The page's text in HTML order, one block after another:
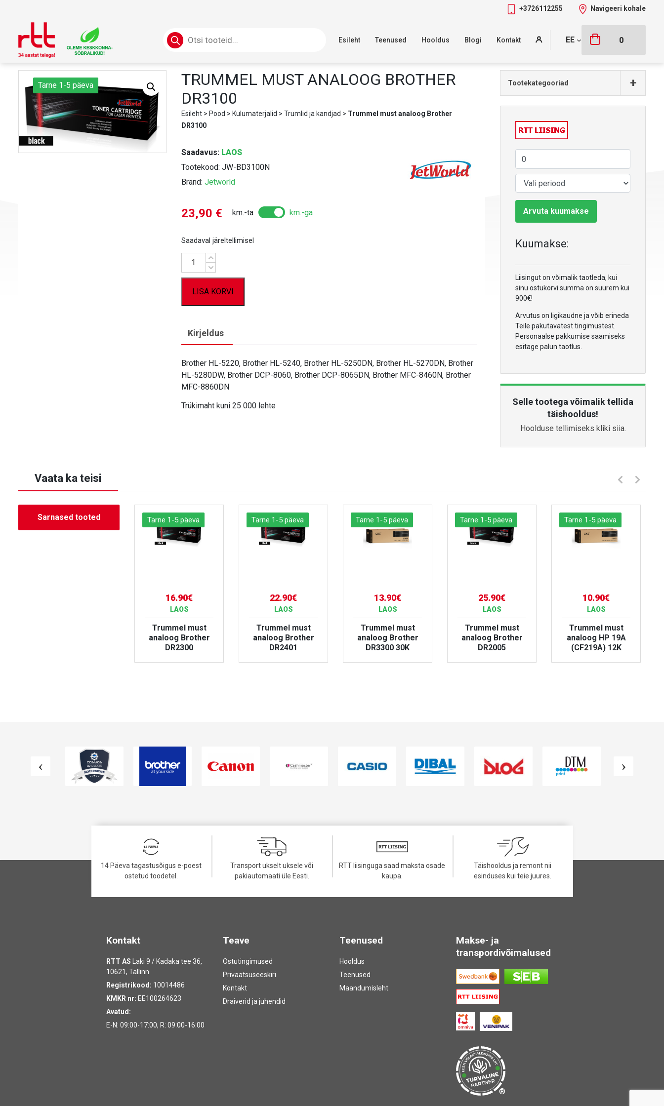
+3726112255 Navigeeri kohale
Products
search
Esileht Teenused Hooldus Blogi Kontakt EE 0
Tarne 1-5 päeva
TRUMMEL MUST ANALOOG BROTHER
DR3100
Esileht> Pood > Kulumaterjalid > Trumlid ja kandjad > Trummel must analoog Brother
DR3100
Saadavus: LAOS
Tootekood: JW-BD3100N
Bränd: Jetworld
23,90 € km.-ta km.-ga
Saadaval järeltellimisel
Kogus
LISA KORVI
Kirjeldus
Brother HL-5220, Brother HL-5240, Brother HL-5250DN, Brother HL-5270DN, Brother
HL-5280DW, Brother DCP-8060, Brother DCP-8065DN, Brother MFC-8460N, Brother
MFC-8860DN
Trükimaht kuni 25 000 lehte
Tootekategooriad +
Arvuta kuumakse
Kuumakse:
Liisingut on võimalik taotleda, kui
sinu ostukorvi summa on suurem kui
900€!
Arvutus on ligikaudne ja võib erineda
Teile pakutavatest tingimustest.
Personaalse pakkumise saamiseks
esitage palun taotlus.
Selle tootega võimalik tellida
täishooldus!
Hoolduse tellimiseks kliki siia.
Vaata ka teisi
Sarnased tooted
Tarne 1-5 päeva Tarne 1-5 päeva
16.90€
LAOS
Trummel must
analoog Brother
DR2300
Tarne 1-5 päeva
22.90€
LAOS
Trummel must
analoog Brother
DR2401
Tarne 1-5 päeva
13.90€
LAOS
Trummel must
analoog Brother
DR3300 30K
Tarne 1-5 päeva
25.90€
LAOS
Trummel must
analoog Brother
DR2005
Tarne 1-5 päeva
10.90€
LAOS
Trummel must
analoog HP 19A
(CF219A) 12K
14 Päeva tagastusõigus e-poest
ostetud toodetel.
Transport ukselt uksele või
pakiautomaati üle Eesti.
RTT liisinguga saad maksta osade
kaupa.
Täishooldus ja remont nii
esinduses kui teie juures.
Kontakt
RTT AS Laki 9 / Kadaka tee 36,
10621, Tallinn
Registrikood: 10014486
KMKR nr: EE100264623
Avatud:
E-N: 09:00-17:00, R: 09:00-16:00
Teave
Ostutingimused
Privaatsuseeskiri
Kontakt
Draiverid ja juhendid
Teenused
Hooldus
Teenused
Maandumisleht
Makse- ja
transpordivõimalused
®